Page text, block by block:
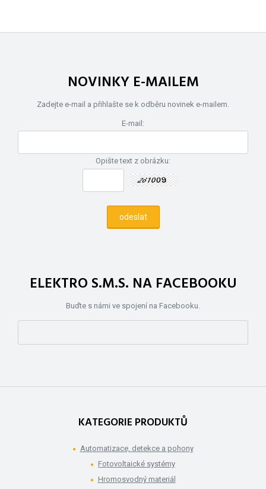
NOVINKY E-MAILEM
Zadejte e-mail a přihlašte se k odběru novinek e-mailem.
E-mail:
Opište text z obrázku:
ELEKTRO S.M.S. NA FACEBOOKU
Buďte s námi ve spojení na Facebooku.
KATEGORIE PRODUKTŮ
Automatizace, detekce a pohony
Fotovoltaické systémy
Hromosvodný materiál